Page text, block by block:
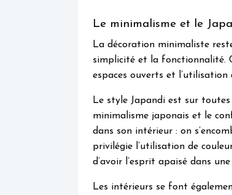
Le minimalisme et le
La décoration minimaliste
simplicité et la fonctionnalité.
espaces ouverts et
Le style Japandi est sur toutes
minimalisme japonais et le
dans son intérieur : on
privilégie l’utilisation de
d’avoir l’esprit apaisé dans une
Les intérieurs se font